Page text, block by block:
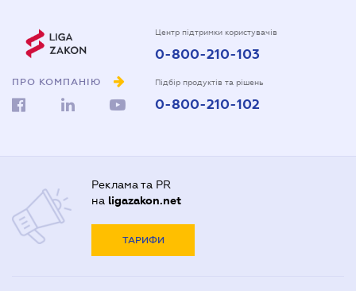
ПРО КОМПАНІЮ
Центр підтримки користувачів
0-800-210-103
Підбір продуктів та рішень
0-800-210-102
Реклама та PR
на ligazakon.net
ТАРИФИ